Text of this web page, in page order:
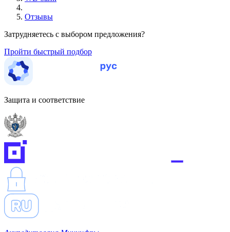
Отзывы
Затрудняетесь с выбором предложения?
Пройти быстрый подбор
Защита и соответствие